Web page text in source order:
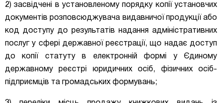
2) засвідчені в установленому порядку копії установчих
документів розповсюджувача видавничої продукції або
код доступу до результатів надання адміністративних
послуг у сфері державної реєстрації, що надає доступ
до копії статуту в електронній формі у Єдиному
державному реєстрі юридичних осіб, фізичних осіб-
підприємців та громадських формувань;